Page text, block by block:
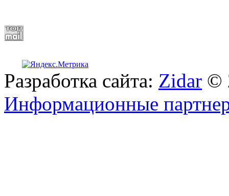
Разработка сайта: Zidar ©
Информационные